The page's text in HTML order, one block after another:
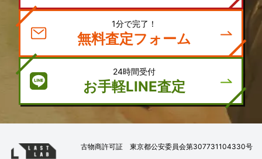
1分で完了！
無料査定フォーム
24時間受付
お手軽LINE査定
古物商許可証 東京都公安委員会第307731104330号